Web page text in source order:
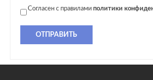
Согласен с правилами политики
ОТПРАВИТЬ